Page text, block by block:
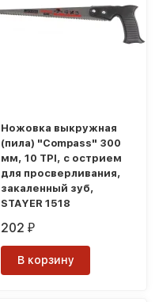
Ножовка выкружная
(пила) "Compass" 300
мм, 10 TPI, с острием
для просверливания,
закаленный зуб,
STAYER 1518
202₽
В корзину